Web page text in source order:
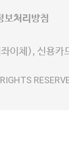
에스크로 서비
보처리방침
이체), 신용카